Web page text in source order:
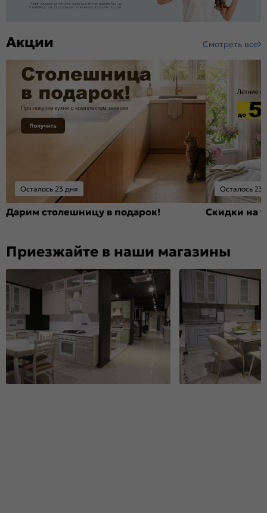
Акции Смотреть все
Осталось 23 дня
Дарим столешницу в подарок!
Осталось 23
Скидки на
Приезжайте в наши магазины